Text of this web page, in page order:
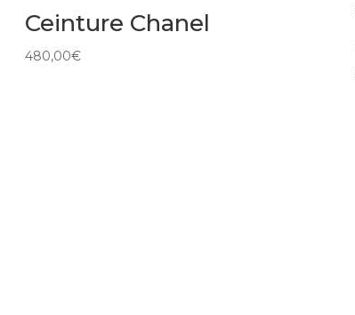
Ceinture Chanel
480,00€